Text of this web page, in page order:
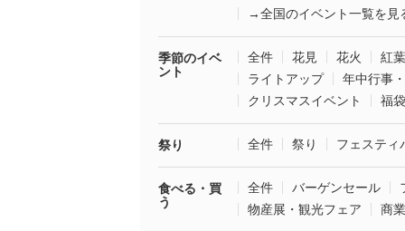
→全国のイベント一覧を見
季節のイベ
ント
全件 花見 花火
紅葉
ライトアップ
年中行事
クリスマスイベント
福
祭り 全件 祭り フェスティ
食べる・買
う
全件 バーゲンセール
物産展・観光フェア
商